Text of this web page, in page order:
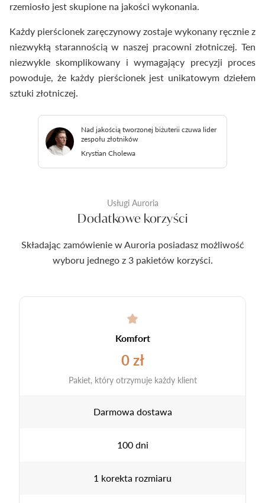
rzemiosło jest skupione na jakości wykonania.
Każdy pierścionek zaręczynowy zostaje wykonany ręcznie z
niezwykłą starannością w naszej pracowni złotniczej. Ten
niezwykle skomplikowany i wymagający precyzji proces
powoduje, że każdy pierścionek jest unikatowym dziełem
sztuki złotniczej.
Nad jakością tworzonej biżuterii czuwa lider
zespołu złotników
Krystian Cholewa
Usługi Auroria
Dodatkowe korzyści
Składając zamówienie w Auroria posiadasz możliwość
wyboru jednego z 3 pakietów korzyści.
Komfort
0 zł
Pakiet, który otrzymuje każdy klient
Darmowa dostawa
100 dni
1 korekta rozmiaru